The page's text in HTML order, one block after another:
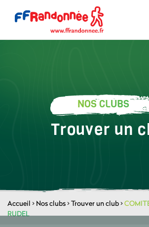
NOS CLUBS
Trouver un
Accueil > Nos clubs>Trouver un club>
RUDEL